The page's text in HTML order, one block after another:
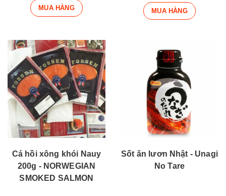
MUA HÀNG MUA HÀNG
Cá hồi xông khói Nauy
200g - NORWEGIAN
SMOKED SALMON
Sốt ăn lươn Nhật - Unagi
No Tare